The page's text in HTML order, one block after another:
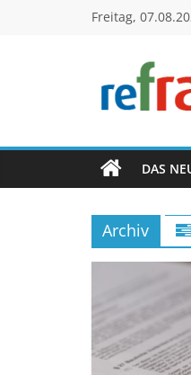
Freitag,
Rechtsfragen
online
verständlich
erklärt
kostenlos
DAS
Archiv